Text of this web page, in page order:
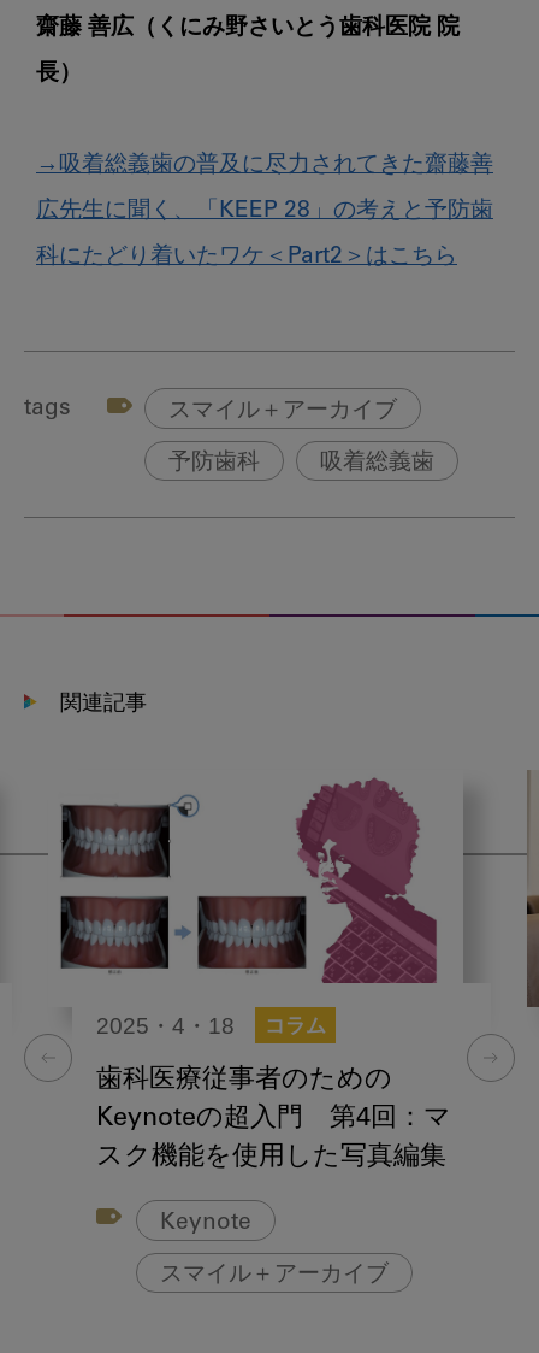
齋藤 善広（くにみ野さいとう歯科医院 院
長）
→吸着総義歯の普及に尽力されてきた齋藤善
広先生に聞く、「KEEP 28」の考えと予防歯
科にたどり着いたワケ＜Part2＞はこちら
tags スマイル＋アーカイブ
予防歯科 吸着総義歯
関連記事
2025・4・18 コラム
歯科医療従事者のための
Keynoteの超入門 第4回：マ
スク機能を使用した写真編集
Keynote
スマイル＋アーカイブ